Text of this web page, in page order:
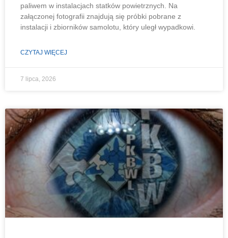
paliwem w instalacjach statków powietrznych. Na
załączonej fotografii znajdują się próbki pobrane z
instalacji i zbiorników samolotu, który uległ wypadkowi.
CZYTAJ WIĘCEJ
7 lipca, 2026